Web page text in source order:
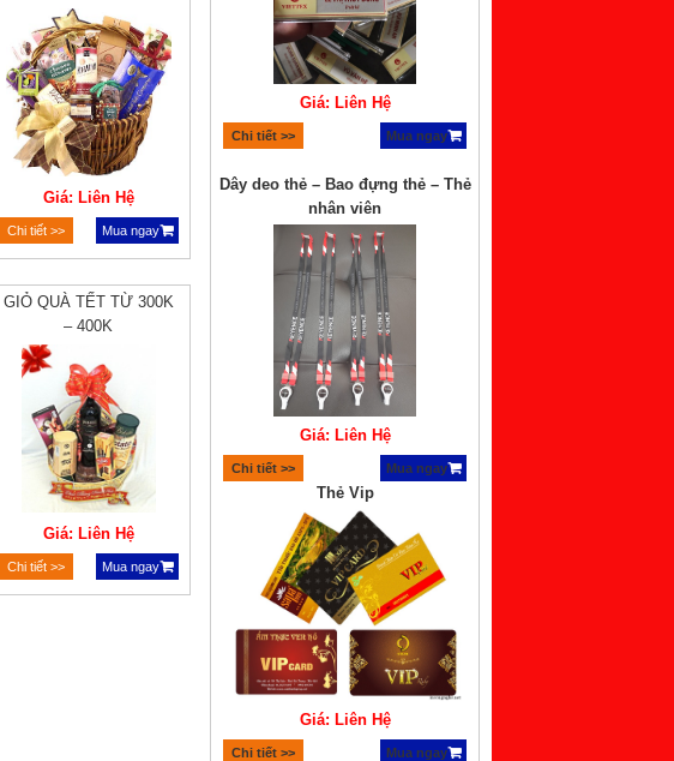
Giá: Liên Hệ
Chi tiết >> Mua ngay
GIỎ QUÀ TẾT TỪ 300K
– 400K
Giá: Liên Hệ
Chi tiết >> Mua ngay
Giá: Liên Hệ
Chi tiết >> Mua ngay
Dây deo thẻ – Bao đựng thẻ – Thẻ
nhân viên
Giá: Liên Hệ
Chi tiết >> Mua ngay
Thẻ Vip
Giá: Liên Hệ
Chi tiết >> Mua ngay